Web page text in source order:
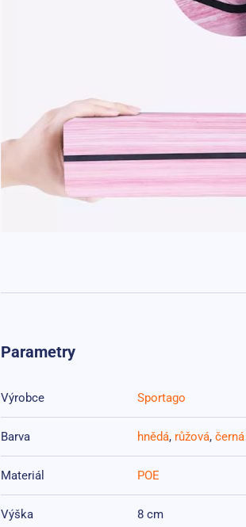
Parametry
Výrobce Sportago
Barva hnědá, růžová, černá
Materiál POE
Výška 8 cm